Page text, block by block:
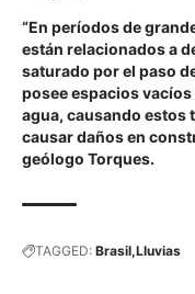
“En períodos de
están relacionados a
saturado por el paso
posee espacios
agua, causando estos
causar daños en
geólogo Torques.
TAGGED: Brasil Lluvias